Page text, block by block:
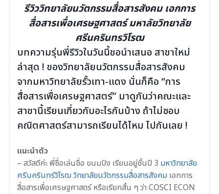
รีวิววิทยาลัยนวัตกรรมสื่อสารสังคม เอกการ
สื่อสารเพื่อเศรษฐศาสตร์ มหาลัยวิทยาลัย
ศรีนครินทรวิโรฒ
บทความรุ่นพี่รีวิวในวันนี้ขอนำเสนอ สาขาใหม่
ล่าสุด ! ของวิทยาลัยนวัตกรรมสื่อสารสังคม
จากมหาวิทยาลัยรั้วเทา-แดง นั่นก็คือ “การ
สื่อสารเพื่อเศรษฐศาสตร์” มาดูกันว่าคณะและ
สาขานี้เรียนเกี่ยวกับอะไรกันบ้าง ถ้าไม่ชอบ
คณิตศาสตร์สามารถเรียนได้ไหม ไปกันเลย !
แนะนำตัว
– สวัสดีค่ะ พี่ชื่อเล่นชื่อ ขนมปัง เรียนอยู่ชั้นปี 3 มหาวิทยาลัย
ศรีนครินทร์วิโรฒ วิทยาลัยนวัตกรรมสื่อสารสังคม เอกการ
สื่อสารเพื่อเศรษฐศาสตร์ หรือเรียกสั้น ๆ ว่า COSCI ECON